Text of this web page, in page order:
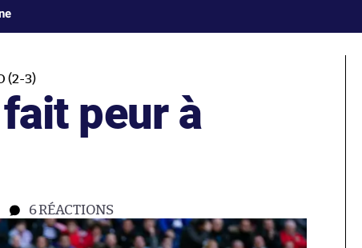
(2-3)
peur à
6RÉACTIONS